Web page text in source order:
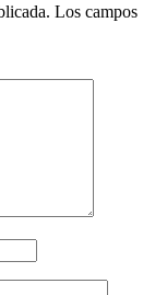
Los campos